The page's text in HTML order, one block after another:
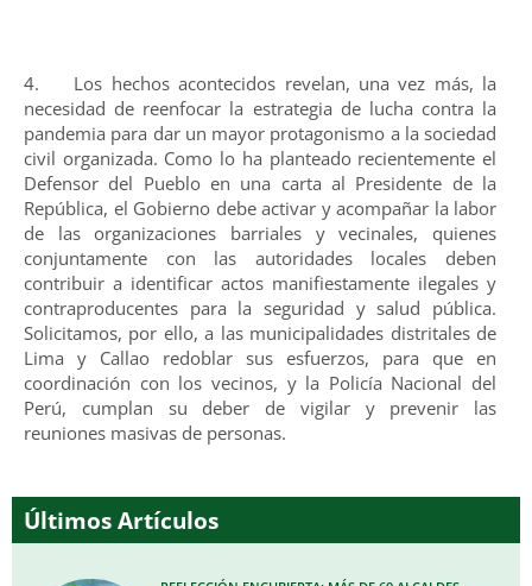
4. Los hechos acontecidos revelan, una vez más, la
necesidad de reenfocar la estrategia de lucha contra la
pandemia para dar un mayor protagonismo a la sociedad
civil organizada. Como lo ha planteado recientemente el
Defensor del Pueblo en una carta al Presidente de la
República, el Gobierno debe activar y acompañar la labor
de las organizaciones barriales y vecinales, quienes
conjuntamente con las autoridades locales deben
contribuir a identificar actos manifiestamente ilegales y
contraproducentes para la seguridad y salud pública.
Solicitamos, por ello, a las municipalidades distritales de
Lima y Callao redoblar sus esfuerzos, para que en
coordinación con los vecinos, y la Policía Nacional del
Perú, cumplan su deber de vigilar y prevenir las
reuniones masivas de personas.
Últimos Artículos